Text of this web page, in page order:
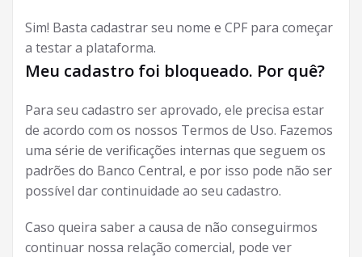
Sim! Basta cadastrar seu nome e CPF para começar
a testar a plataforma.
Meu cadastro foi bloqueado. Por quê?
Para seu cadastro ser aprovado, ele precisa estar
de acordo com os nossos Termos de Uso. Fazemos
uma série de verificações internas que seguem os
padrões do Banco Central, e por isso pode não ser
possível dar continuidade ao seu cadastro.
Caso queira saber a causa de não conseguirmos
continuar nossa relação comercial, pode ver